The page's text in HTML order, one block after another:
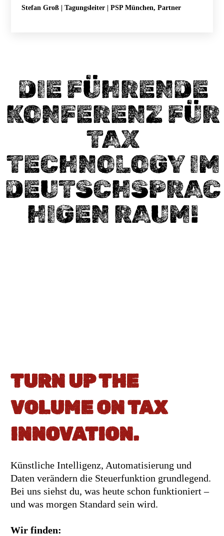
Stefan Groß | Tagungsleiter | PSP München, Partner
DIE FÜHRENDE
KONFERENZ FÜR
TAX
TECHNOLOGY IM
DEUTSCHSPRAC
HIGEN RAUM!
TURN UP THE
VOLUME ON TAX
INNOVATION.
Künstliche Intelligenz, Automatisierung und
Daten verändern die Steuerfunktion grundlegend.
Bei uns siehst du, was heute schon funktioniert –
und was morgen Standard sein wird.
Wir finden: